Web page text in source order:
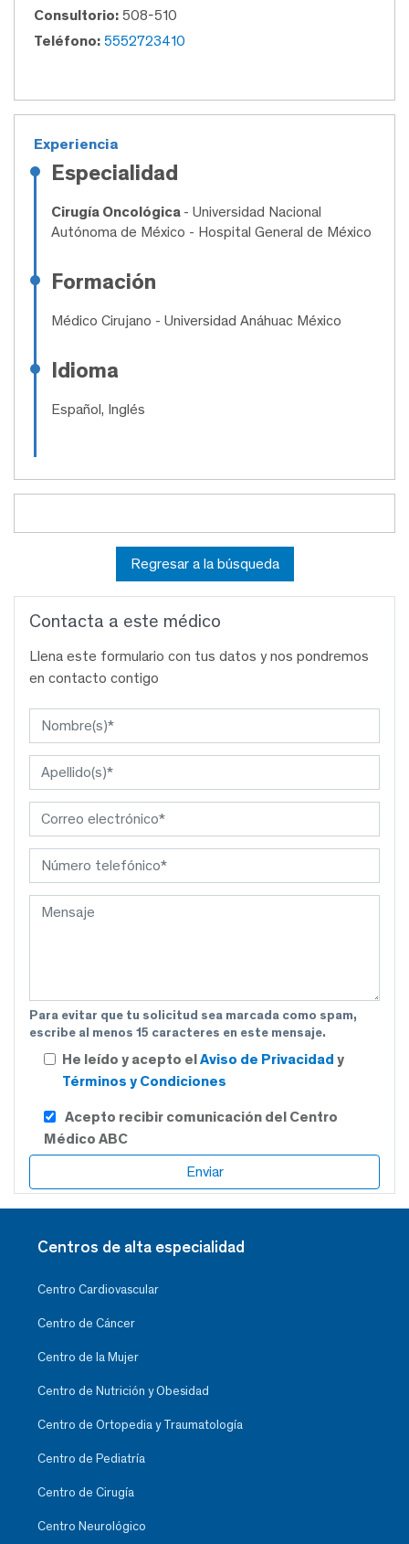
Consultorio: 508-510
Teléfono: 5552723410
Experiencia
Especialidad
Cirugía Oncológica - Universidad Nacional
Autónoma de México - Hospital General de México
Formación
Médico Cirujano - Universidad Anáhuac México
Idioma
Español, Inglés
Regresar a la búsqueda
Contacta a este médico
Llena este formulario con tus datos y nos pondremos
en contacto contigo
Para evitar que tu solicitud sea marcada como spam,
escribe al menos 15 caracteres en este mensaje.
He leído y acepto elAviso de Privacidad y
Términos y Condiciones
Acepto recibir comunicación del Centro
Médico ABC
Centros de alta especialidad
Centro Cardiovascular
Centro de Cáncer
Centro de la Mujer
Centro de Nutrición y Obesidad
Centro de Ortopedia y Traumatología
Centro de Pediatría
Centro de Cirugía
Centro Neurológico